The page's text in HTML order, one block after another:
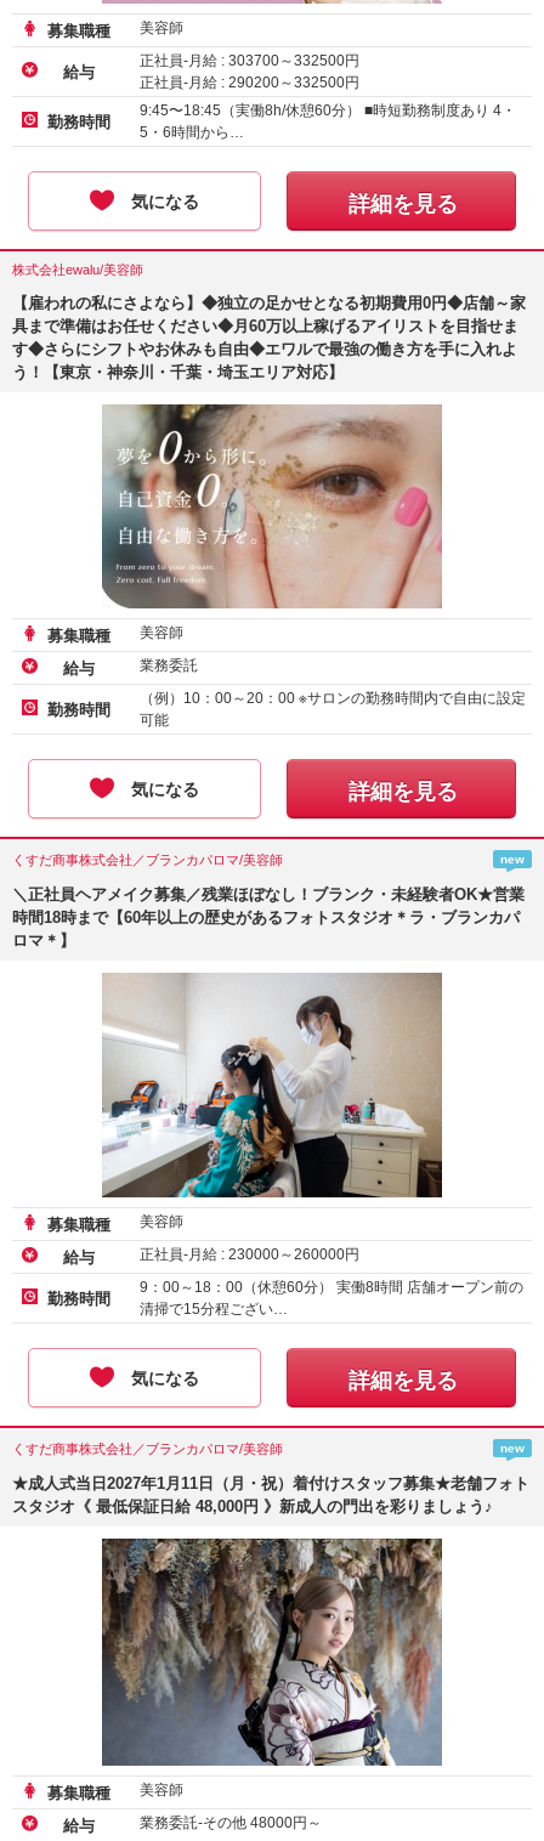
募集職種 美容師
給与
正社員-月給 : 303700～332500円
正社員-月給 : 290200～332500円
正社員-月給 :
285200～332500 円
勤務時間
9:45〜18:45（実働8h/休憩60分） ■時短勤務制度あり 4・
5・6時間から…
気になる 詳細を見る
株式会社ewalu/美容師
【雇われの私にさよなら】◆独立の足かせとなる初期費用0円◆店舗～家
具まで準備はお任せください◆月60万以上稼げるアイリストを目指せま
す◆さらにシフトやお休みも自由◆エワルで最強の働き方を手に入れよ
う！【東京・神奈川・千葉・埼玉エリア対応】
募集職種 美容師
給与 業務委託
勤務時間
（例）10：00～20：00 ※サロンの勤務時間内で自由に設定
可能
気になる 詳細を見る
くすだ商事株式会社／ブランカパロマ/美容師 new
＼正社員ヘアメイク募集／残業ほぼなし！ブランク・未経験者OK★営業
時間18時まで【60年以上の歴史があるフォトスタジオ＊ラ・ブランカパ
ロマ＊】
募集職種 美容師
給与 正社員-月給 : 230000～260000円
勤務時間
9：00～18：00（休憩60分） 実働8時間 店舗オープン前の
清掃で15分程ござい…
気になる 詳細を見る
くすだ商事株式会社／ブランカパロマ/美容師 new
★成人式当日2027年1月11日（月・祝）着付けスタッフ募集★老舗フォト
スタジオ《 最低保証日給 48,000円 》新成人の門出を彩りましょう♪
募集職種 美容師
給与 業務委託-その他 48000円～